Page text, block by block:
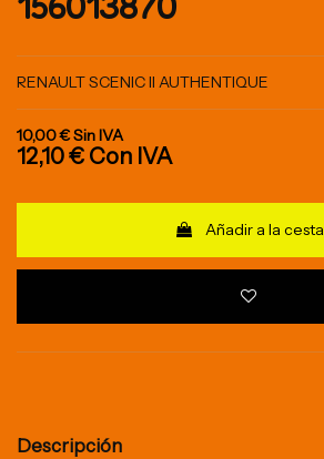
RENAULT SCENIC II AUTHENTIQUE
10,00 €Sin IVA
12,10 € Con IVA
Añadir a la cesta
Descripción